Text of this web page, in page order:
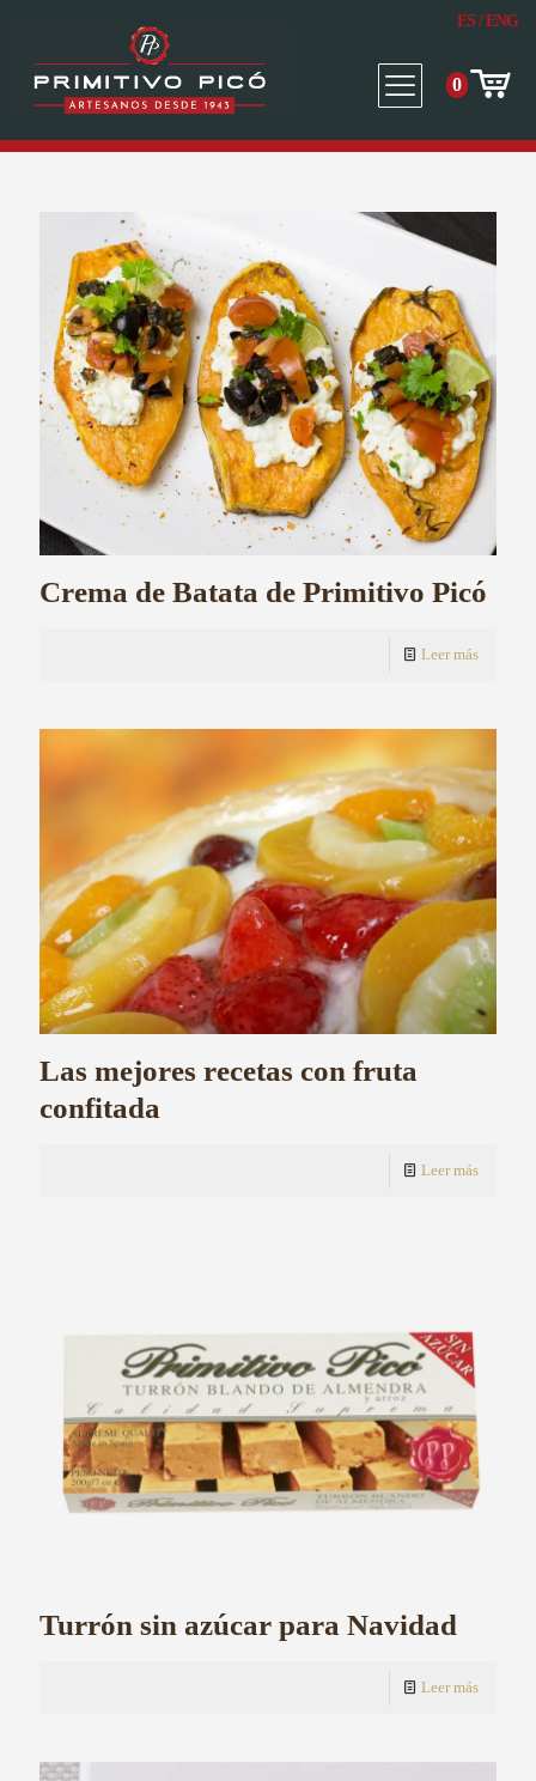
0
ES /ENG
Crema de Batata de Primitivo Picó
Leer más
Las mejores recetas con fruta
confitada
Leer más
Turrón sin azúcar para Navidad
Leer más